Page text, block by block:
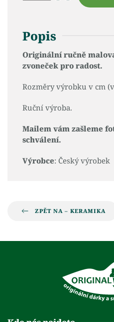
Popis
Originální ručně
zvoneček pro radost.
Rozměry výrobku v cm
Ruční výroba.
Mailem vám zašleme
schválení.
Výrobce: Český výrobek
ZPĚT NA – KERAMIKA